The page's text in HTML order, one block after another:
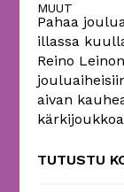
MUUT
Pahaa
illassa
Reino
aivan
TUTUSTU